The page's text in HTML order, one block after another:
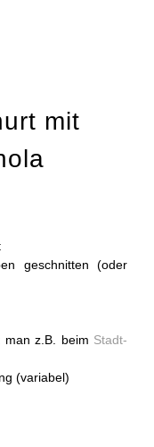
mit
geschnitten (oder
man z.B. beim Stadt-
(variabel)